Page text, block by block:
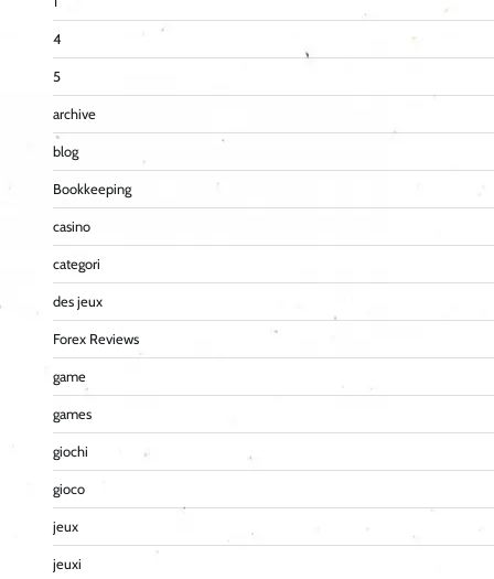
4
5
archive
blog
Bookkeeping
casino
categori
des jeux
Forex Reviews
game
games
giochi
gioco
jeux
jeuxi